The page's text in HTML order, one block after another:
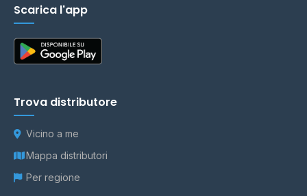
Scarica l'app
Trova distributore
Vicino a me
Mappa distributori
Per regione